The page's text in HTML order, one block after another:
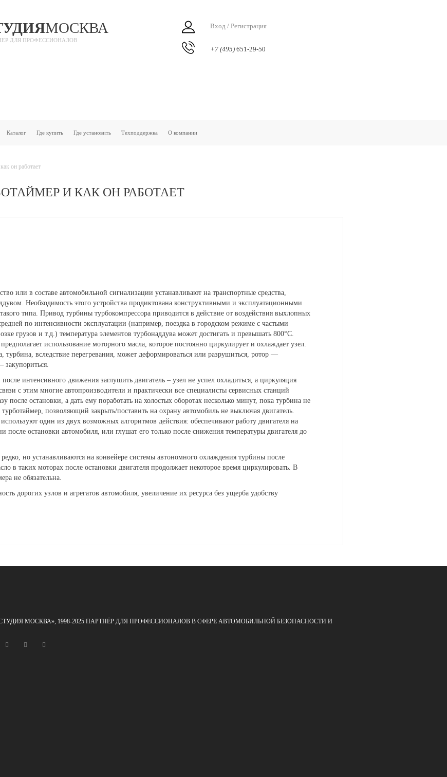
МОСКВА
ДЛЯ ПРОФЕССИОНАЛОВ
Вход / Регистрация
+7 (495) 651-29-50
Каталог Где купить Где установить Техподдержка О компании
он работает
И КАК ОН РАБОТАЕТ
или в составе автомобильной сигнализации устанавливают на транспортные средства,
Необходимость этого устройства продиктована конструктивными и эксплуатационными
типа. Привод турбины турбокомпрессора приводится в действие от воздействия выхлопных
по интенсивности эксплуатации (например, поездка в городском режиме с частыми
грузов и т.д.) температура элементов турбонаддува может достигать и превышать 800°С.
использование моторного масла, которое постоянно циркулирует и охлаждает узел.
вследствие перегревания, может деформироваться или разрушиться, ротор —
закупориться.
интенсивного движения заглушить двигатель – узел не успел охладиться, а циркуляция
с этим многие автопроизводители и практически все специалисты сервисных станций
после остановки, а дать ему поработать на холостых оборотах несколько минут, пока турбина не
позволяющий закрыть/поставить на охрану автомобиль не выключая двигатель.
один из двух возможных алгоритмов действия: обеспечивают работу двигателя на
после остановки автомобиля, или глушат его только после снижения температуры двигателя до
но устанавливаются на конвейере системы автономного охлаждения турбины после
в таких моторах после остановки двигателя продолжает некоторое время циркулировать. В
не обязательна.
дорогих узлов и агрегатов автомобиля, увеличение их ресурса без ущерба удобству
МОСКВА», 1998-2025 ПАРТНЁР ДЛЯ ПРОФЕССИОНАЛОВ В СФЕРЕ АВТОМОБИЛЬНОЙ БЕЗОПАСНОСТИ И